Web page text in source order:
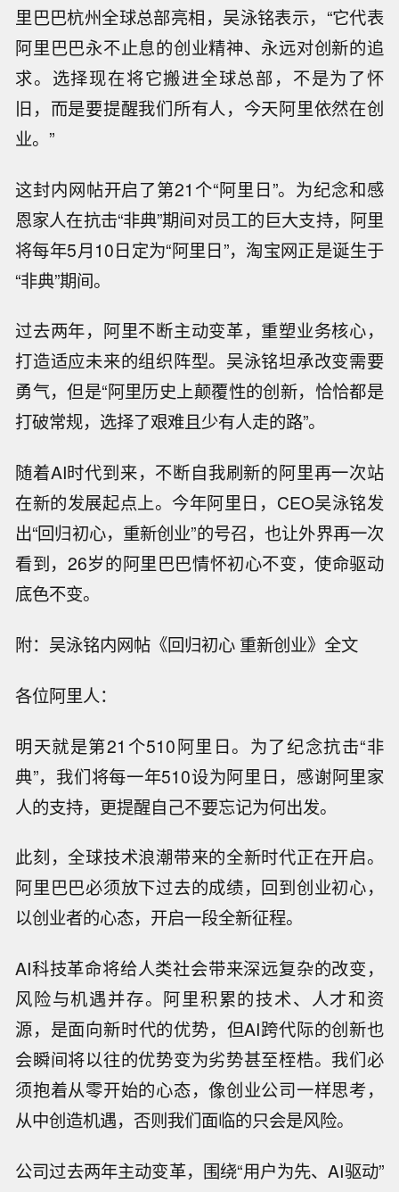
里巴巴杭州全球总部亮相，吴泳铭表示，“它代表
阿里巴巴永不止息的创业精神、永远对创新的追
求。选择现在将它搬进全球总部，不是为了怀
旧，而是要提醒我们所有人，今天阿里依然在创
业。”
这封内网帖开启了第21个“阿里日”。为纪念和感
恩家人在抗击“非典”期间对员工的巨大支持，阿里
将每年5月10日定为“阿里日”，淘宝网正是诞生于
“非典”期间。
过去两年，阿里不断主动变革，重塑业务核心，
打造适应未来的组织阵型。吴泳铭坦承改变需要
勇气，但是“阿里历史上颠覆性的创新，恰恰都是
打破常规，选择了艰难且少有人走的路”。
随着AI时代到来，不断自我刷新的阿里再一次站
在新的发展起点上。今年阿里日，CEO吴泳铭发
出“回归初心，重新创业”的号召，也让外界再一次
看到，26岁的阿里巴巴情怀初心不变，使命驱动
底色不变。
附：吴泳铭内网帖《回归初心 重新创业》全文
各位阿里人：
明天就是第21个510阿里日。为了纪念抗击“非
典”，我们将每一年510设为阿里日，感谢阿里家
人的支持，更提醒自己不要忘记为何出发。
此刻，全球技术浪潮带来的全新时代正在开启。
阿里巴巴必须放下过去的成绩，回到创业初心，
以创业者的心态，开启一段全新征程。
AI科技革命将给人类社会带来深远复杂的改变，
风险与机遇并存。阿里积累的技术、人才和资
源，是面向新时代的优势，但AI跨代际的创新也
会瞬间将以往的优势变为劣势甚至桎梏。我们必
须抱着从零开始的心态，像创业公司一样思考，
从中创造机遇，否则我们面临的只会是风险。
公司过去两年主动变革，围绕“用户为先、AI驱动”